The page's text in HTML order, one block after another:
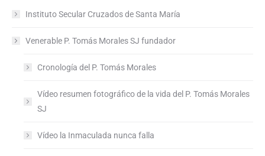
Instituto Secular Cruzados de Santa María
Venerable P. Tomás Morales SJ fundador
Cronología del P. Tomás Morales
Vídeo resumen fotográfico de la vida del P. Tomás Morales
SJ
Vídeo la Inmaculada nunca falla